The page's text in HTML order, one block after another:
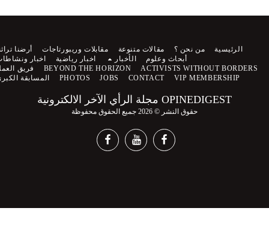
OPINEDIGEST مجلة الرأي الآخر الالكترونية
حقوق النشر © 2026 جميع الحقوق محفوظة
الرئيسية من نحن ؟ مقالات متنوعة مقابلات وريبورتاجات
أرضنا تراثنا
أبحاث وعلوم
الأخبار اخبار رياضية
اخبار ونشاطات
ACTIVISTS WITHOUT BORDERS
BEYOND THE HORIZON
فريق العمل
VIP MEMBERSHIP
CONTACT
JOBS
PHOTOS المسابقة الكبرى